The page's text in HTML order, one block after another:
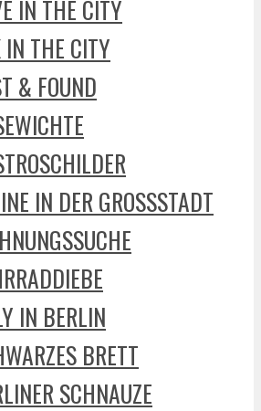
IN THE CITY
IN THE CITY
& FOUND
IN DER GROSSSTADT
IN BERLIN
BRETT
SCHNAUZE